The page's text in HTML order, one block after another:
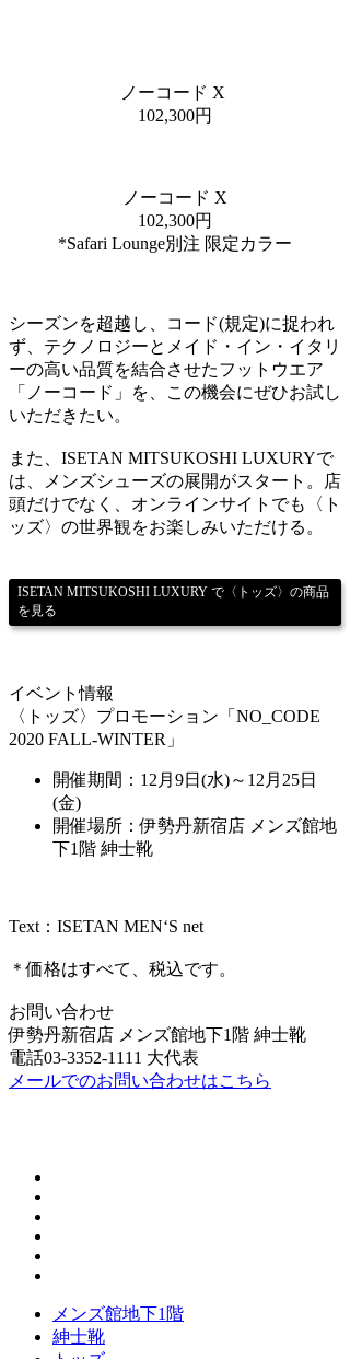
ノーコード X
102,300円
ノーコード X
102,300円
*Safari Lounge別注 限定カラー
シーズンを超越し、コード(規定)に捉われ
ず、テクノロジーとメイド・イン・イタリ
ーの高い品質を結合させたフットウエア
「ノーコード」を、この機会にぜひお試し
いただきたい。
また、ISETAN MITSUKOSHI LUXURYで
は、メンズシューズの展開がスタート。店
頭だけでなく、オンラインサイトでも〈ト
ッズ〉の世界観をお楽しみいただける。
ISETAN MITSUKOSHI LUXURY で〈トッズ〉の商品
を見る
イベント情報
〈トッズ〉プロモーション「NO_CODE
2020 FALL-WINTER」
開催期間：12月9日(水)～12月25日
(金)
開催場所：伊勢丹新宿店 メンズ館地
下1階 紳士靴
Text：ISETAN MEN‘S net
＊価格はすべて、税込です。
お問い合わせ
伊勢丹新宿店 メンズ館地下1階 紳士靴
電話03-3352-1111 大代表
メールでのお問い合わせはこちら
メンズ館地下1階
紳士靴